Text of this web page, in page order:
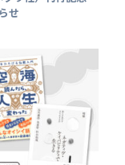
せ